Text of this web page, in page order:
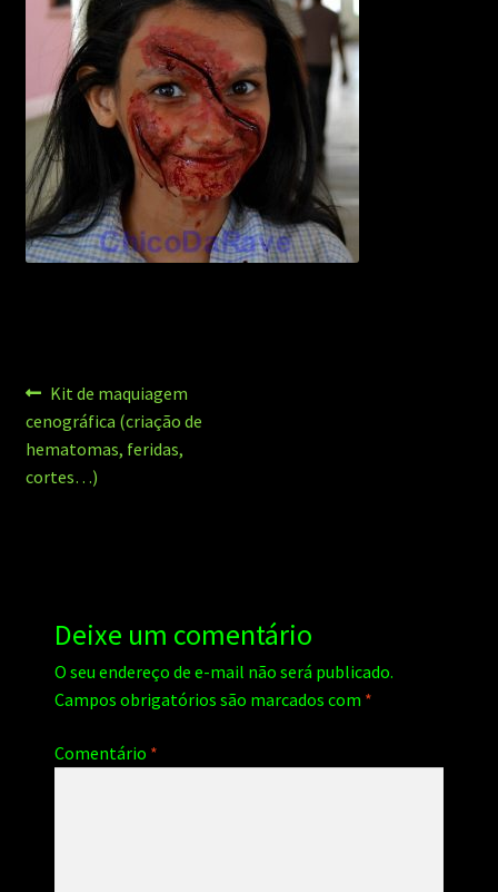
Navegação
de
Post
Post
anterior:
Kit de maquiagem
cenográfica (criação de
hematomas, feridas,
cortes…)
Deixe um comentário
O seu endereço de e-mail não será publicado.
Campos obrigatórios são marcados com *
Comentário *